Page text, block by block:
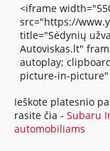
<iframe
src="https://
title="Sėdynių
Autoviskas.lt"
autoplay;
picture-in-
Ieškote platesnio
rasite čia -Subaru
automobiliams